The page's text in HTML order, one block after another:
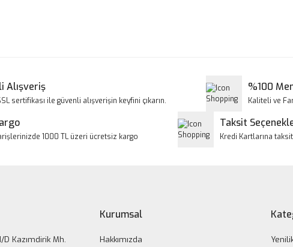
sitelerden daha pahalı.
Alışveriş
sertifikası ile güvenli alışverişin keyfini çıkarın.
%100
Kaliteli ve
1000 TL üzeri ücretsiz kargo
Taksit
Kredi Kartlarına
D Kazımdirik Mh.
Kurumsal
Hakkımızda